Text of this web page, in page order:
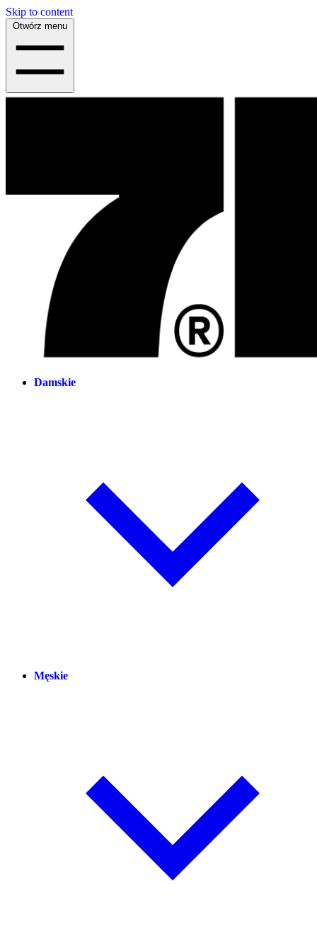
Skip to content
Otwórz menu
Damskie
Męskie